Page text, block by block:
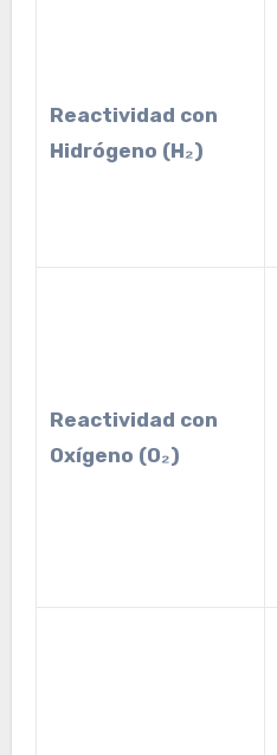
Reactividad con
Hidrógeno (H₂)
Reactividad con
Oxígeno (O₂)